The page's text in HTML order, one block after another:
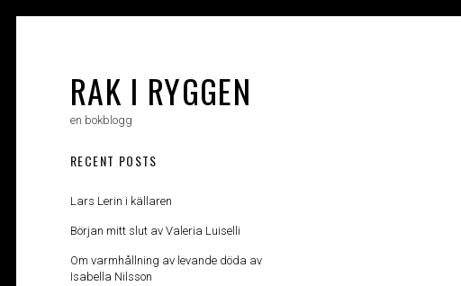
RAK I RYGGEN
en bokblogg
RECENT POSTS
Lars Lerin i källaren
Början mitt slut av Valeria Luiselli
Om varmhållning av levande döda av
Isabella Nilsson